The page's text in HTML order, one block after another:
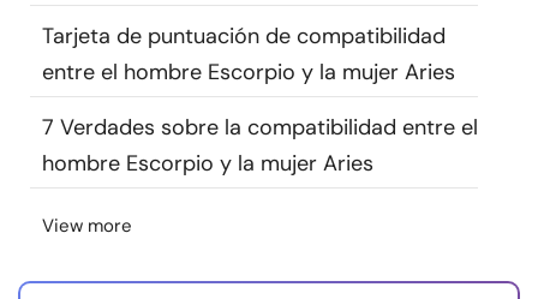
Idioma
Sobre nosotros Contáctanos Escríbenos
Publicidad con
nosotros
Tarjeta de puntuación de compatibilidad
entre el hombre Escorpio y la mujer Aries
7 Verdades sobre la compatibilidad entre el
hombre Escorpio y la mujer Aries
View more